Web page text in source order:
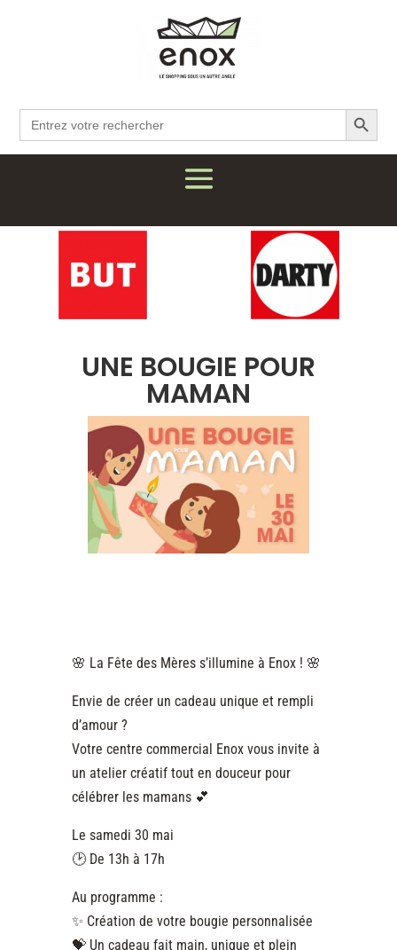
Search
for:
Search Button
UNE BOUGIE POUR
MAMAN
🌸 La Fête des Mères s’illumine à Enox ! 🌸
Envie de créer un cadeau unique et rempli
d’amour ?
Votre centre commercial Enox vous invite à
un atelier créatif tout en douceur pour
célébrer les mamans 💕
Le samedi 30 mai
🕑 De 13h à 17h
Au programme :
✨ Création de votre bougie personnalisée
💝 Un cadeau fait main, unique et plein